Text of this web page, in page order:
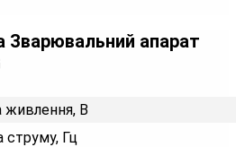
Зварювальний апарат
живлення, В
струму, Гц